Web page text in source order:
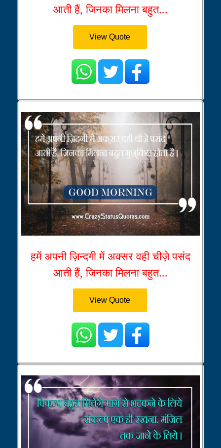
आती हैं, जिनका मिलना बहुत...
View Quote
हमें अपनी ज़िन्दगी में अक्सर वही चीज़े पसंद
आती हैं, जिनका मिलना बहुत...
View Quote